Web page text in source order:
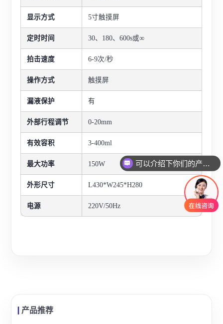
显示方式 5寸触摸屏
定时时间 30、180、600s或∞
拍击速度 6-9次/秒
操作方式 触摸屏
漏液保护 有
外部行程调节 0-20mm
有效容积 3-400ml
最大功率 150W
外形尺寸 L430*W245*H280
电源 220V/50Hz
产品推荐